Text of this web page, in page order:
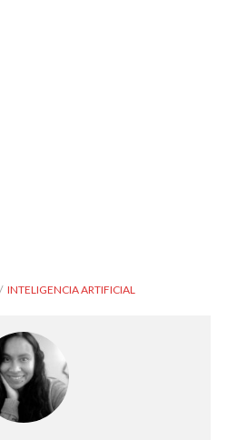
INTELIGENCIA ARTIFICIAL